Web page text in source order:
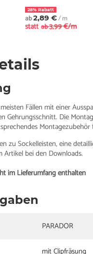
28% Rabatt
ab2,89 €/ m
statt ab3,99 €/m
Fällen mit einer
Gehrungsschnitt. Die
zu Sockelleisten, eine
Artikel bei den Downloads.
im Lieferumfang enthalten
PARADOR
mit Clipfräsung